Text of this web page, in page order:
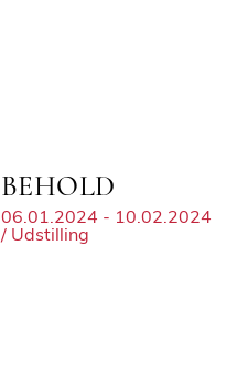
BEHOLD
06.01.2024 - 10.02.2024
/ Udstilling